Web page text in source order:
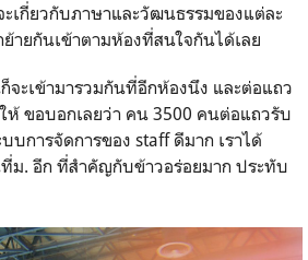
เกี่ยวกับภาษาและวัฒนธรรมของแต่ละ
ายกันเข้าตามห้องที่สนใจกันได้เลย
จะเข้ามารวมกันที่อีกห้องนึง และต่อแถว
ห้ ขอบอกเลยว่า คน 3500 คนต่อแถวรับ
บการจัดการของ staff ดีมาก เราได้
ที่ม. อีก ที่สำคัญกับข้าวอร่อยมาก ประทับ